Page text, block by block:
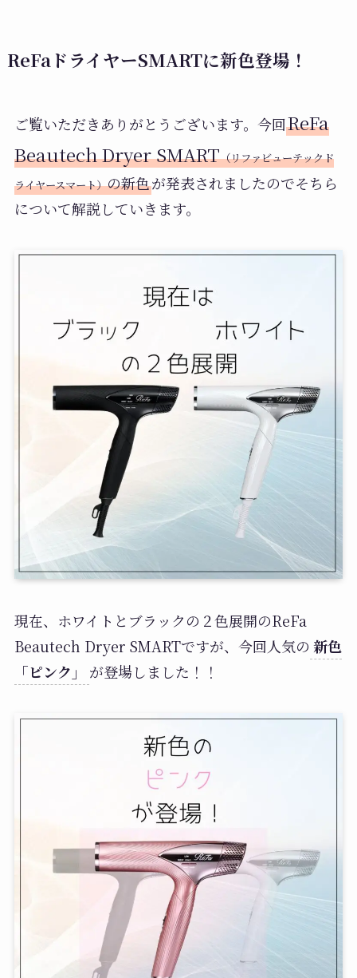
ReFaドライヤーSMARTに新色登場！
ご覧いただきありがとうございます。今回ReFa
Beautech Dryer SMART（リファビューテックド
ライヤースマート）の新色が発表されましたのでそちら
について解説していきます。
現在、ホワイトとブラックの２色展開のReFa
Beautech Dryer SMARTですが、今回人気の 新色
「ピンク」
が登場しました！！